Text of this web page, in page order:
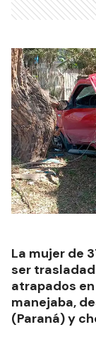
La mujer de
ser
atrapados
manejaba,
(Paraná) y